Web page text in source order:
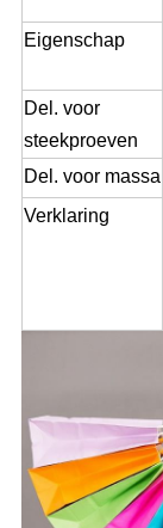
Eigenschap
Del. voor
steekproeven
Del. voor massa
Verklaring